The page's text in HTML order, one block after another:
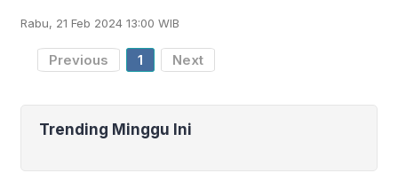
menjalani masa adaptasi di Bali untuk
mengasah
Rabu, 21 Feb 2024 13:00 WIB
Previous 1 Next
Trending Minggu Ini